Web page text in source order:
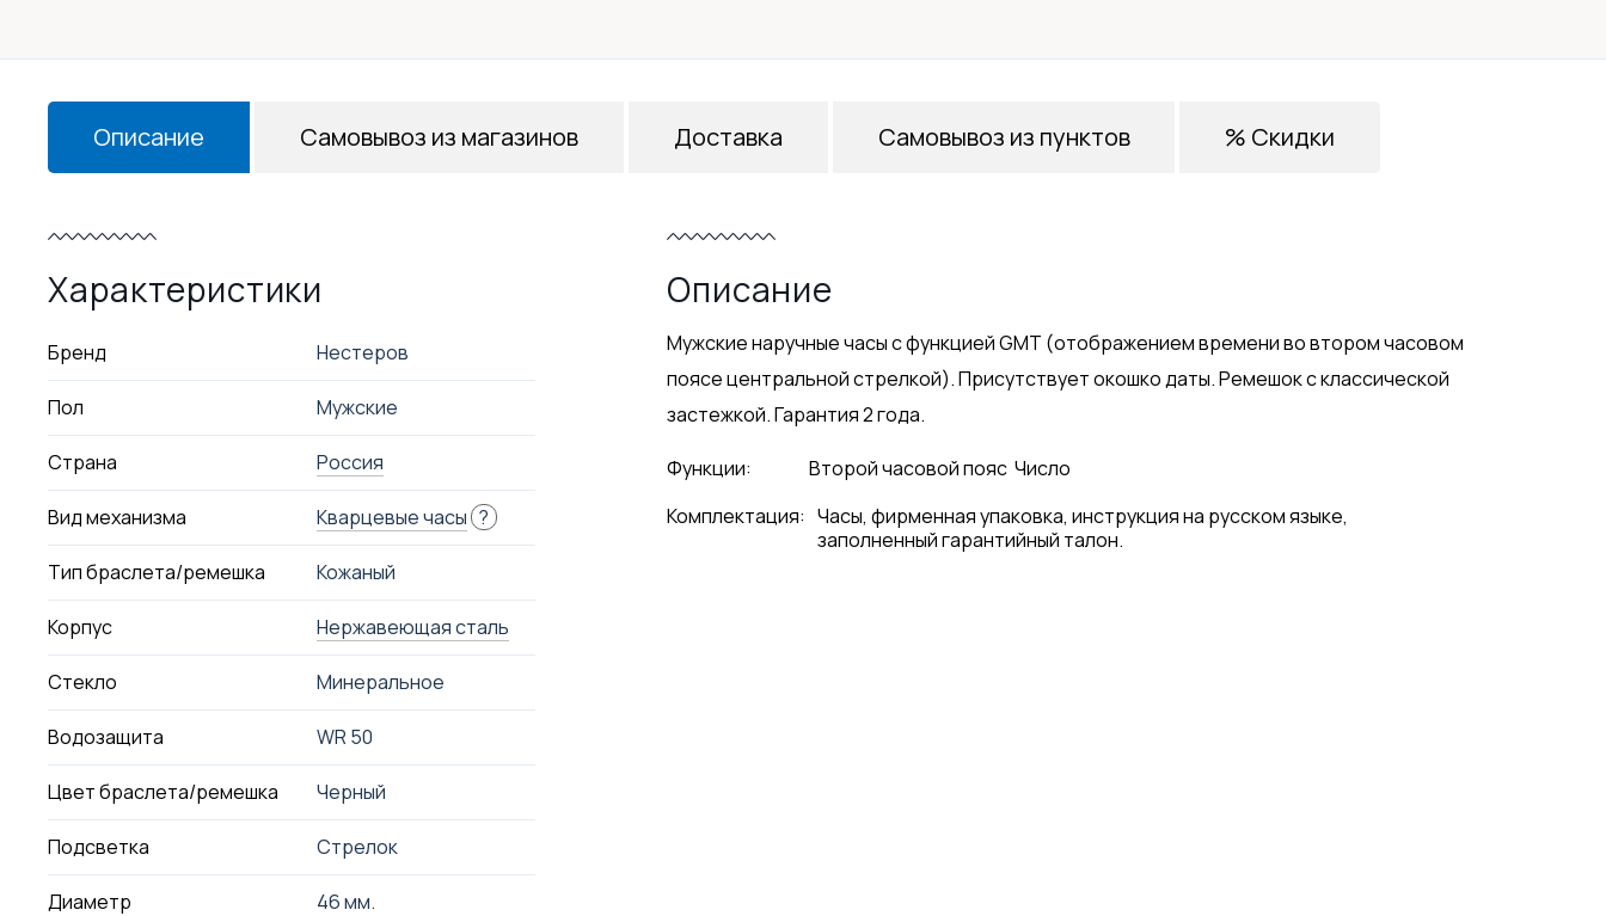
Описание
Характеристики
Бренд Нестеров
Пол Мужские
Страна Россия
Вид механизма Кварцевые часы ?
Тип браслета/ремешка Кожаный
Корпус Нержавеющая сталь
Стекло Минеральное
Водозащита WR 50
Цвет браслета/ремешка Черный
Подсветка Стрелок
Диаметр 46 мм.
Описание
Мужские наручные часы с функцией GMT (отображением времени во втором часовом
поясе центральной стрелкой). Присутствует окошко даты. Ремешок с классической
застежкой. Гарантия 2 года.
Функции: Второй часовой пояс Число
Комплектация: Часы, фирменная упаковка, инструкция на русском языке,
заполненный гарантийный талон.
Самовывоз из магазинов Доставка Самовывоз из пунктов % Скидки